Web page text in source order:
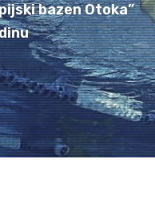
bazen Otoka”